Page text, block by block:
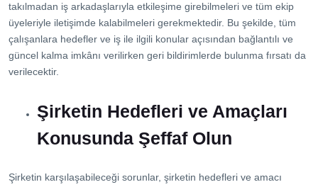
takılmadan iş arkadaşlarıyla etkileşime girebilmeleri ve tüm ekip
üyeleriyle iletişimde kalabilmeleri gerekmektedir. Bu şekilde, tüm
çalışanlara hedefler ve iş ile ilgili konular açısından bağlantılı ve
güncel kalma imkânı verilirken geri bildirimlerde bulunma fırsatı da
verilecektir.
Şirketin Hedefleri ve Amaçları
Konusunda Şeffaf Olun
Şirketin karşılaşabileceği sorunlar, şirketin hedefleri ve amacı